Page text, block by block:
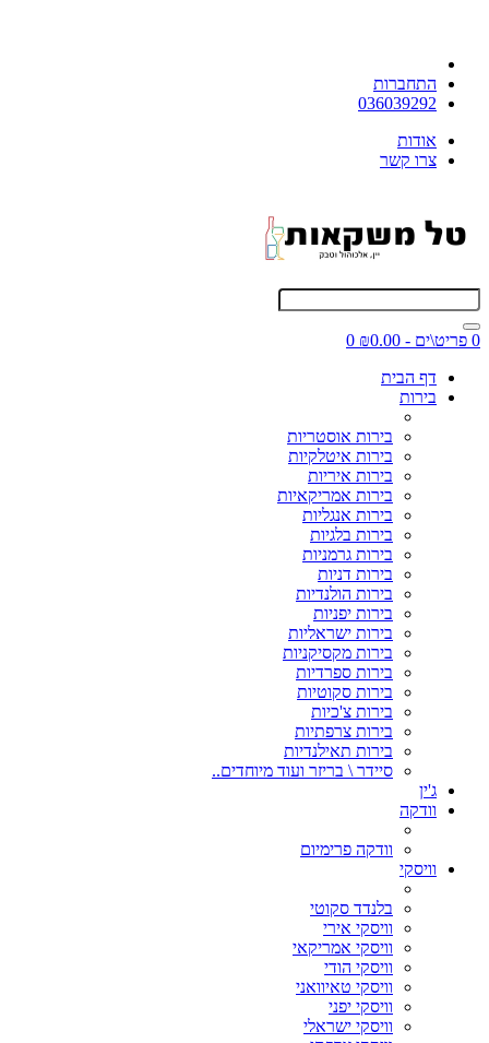
התחברות
036039292
אודות
צרו קשר
0 פריט\ים - ₪0.00
0
דף הבית
בירות
בירות אוסטריות
בירות איטלקיות
בירות איריות
בירות אמריקאיות
בירות אנגליות
בירות בלגיות
בירות גרמניות
בירות דניות
בירות הולנדיות
בירות יפניות
בירות ישראליות
בירות מקסיקניות
בירות ספרדיות
בירות סקוטיות
בירות צ'כיות
בירות צרפתיות
בירות תאילנדיות
סיידר \ בריזר ועוד מיוחדים..
ג'ין
וודקה
וודקה פרימיום
וויסקי
בלנדד סקוטי
וויסקי אירי
וויסקי אמריקאי
וויסקי הודי
וויסקי טאיוואני
וויסקי יפני
וויסקי ישראלי